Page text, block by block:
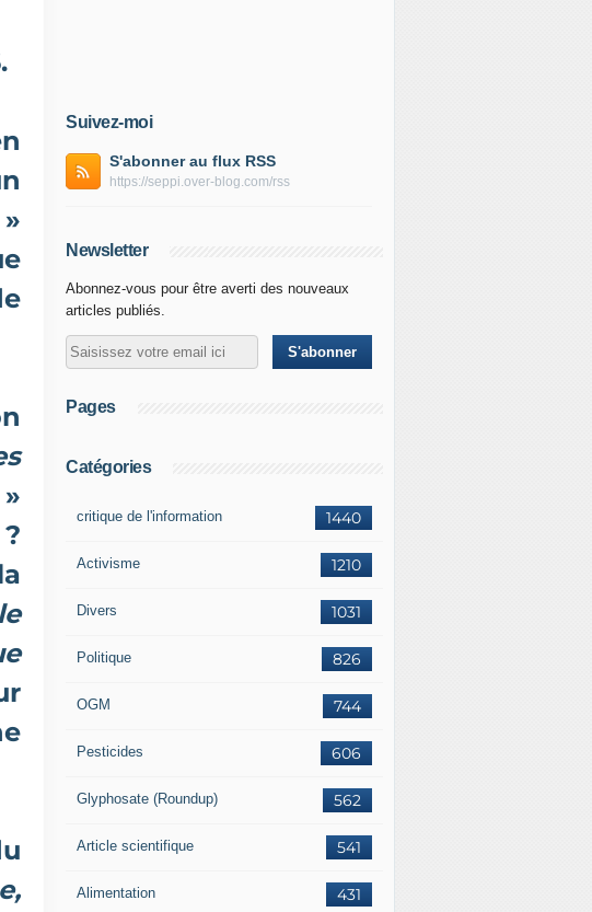
»
»
Suivez-moi
S'abonner au flux RSS
https://seppi.over-blog.com/rss
Newsletter
Abonnez-vous pour être averti des nouveaux
articles publiés.
Pages
Catégories
1440
critique de l'information
1210
Activisme
1031
Divers
826
Politique
744
OGM
606
Pesticides
562
Glyphosate (Roundup)
541
Article scientifique
431
Alimentation